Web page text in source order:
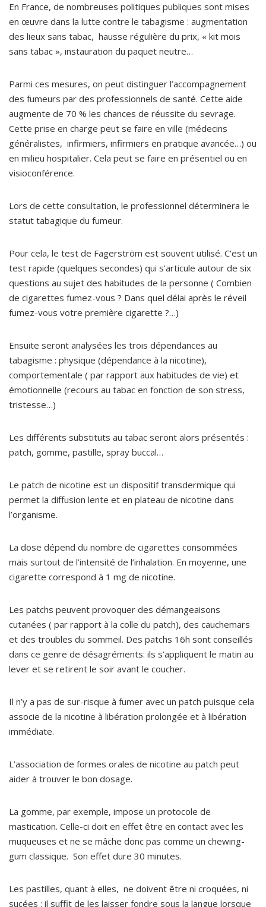
En France, de nombreuses politiques publiques sont mises
en œuvre dans la lutte contre le tabagisme : augmentation
des lieux sans tabac, hausse régulière du prix, « kit mois
sans tabac », instauration du paquet neutre…
Parmi ces mesures, on peut distinguer l’accompagnement
des fumeurs par des professionnels de santé. Cette aide
augmente de 70 % les chances de réussite du sevrage.
Cette prise en charge peut se faire en ville (médecins
généralistes, infirmiers, infirmiers en pratique avancée…) ou
en milieu hospitalier. Cela peut se faire en présentiel ou en
visioconférence.
Lors de cette consultation, le professionnel déterminera le
statut tabagique du fumeur.
Pour cela, le test de Fagerström est souvent utilisé. C’est un
test rapide (quelques secondes) qui s’articule autour de six
questions au sujet des habitudes de la personne ( Combien
de cigarettes fumez-vous ? Dans quel délai après le réveil
fumez-vous votre première cigarette ?…)
Ensuite seront analysées les trois dépendances au
tabagisme : physique (dépendance à la nicotine),
comportementale ( par rapport aux habitudes de vie) et
émotionnelle (recours au tabac en fonction de son stress,
tristesse…)
Les différents substituts au tabac seront alors présentés :
patch, gomme, pastille, spray buccal…
Le patch de nicotine est un dispositif transdermique qui
permet la diffusion lente et en plateau de nicotine dans
l’organisme.
La dose dépend du nombre de cigarettes consommées
mais surtout de l’intensité de l’inhalation. En moyenne, une
cigarette correspond à 1 mg de nicotine.
Les patchs peuvent provoquer des démangeaisons
cutanées ( par rapport à la colle du patch), des cauchemars
et des troubles du sommeil. Des patchs 16h sont conseillés
dans ce genre de désagréments: ils s’appliquent le matin au
lever et se retirent le soir avant le coucher.
Il n’y a pas de sur-risque à fumer avec un patch puisque cela
associe de la nicotine à libération prolongée et à libération
immédiate.
L’association de formes orales de nicotine au patch peut
aider à trouver le bon dosage.
La gomme, par exemple, impose un protocole de
mastication. Celle-ci doit en effet être en contact avec les
muqueuses et ne se mâche donc pas comme un chewing-
gum classique. Son effet dure 30 minutes.
Les pastilles, quant à elles, ne doivent être ni croquées, ni
sucées : il suffit de les laisser fondre sous la langue lorsque